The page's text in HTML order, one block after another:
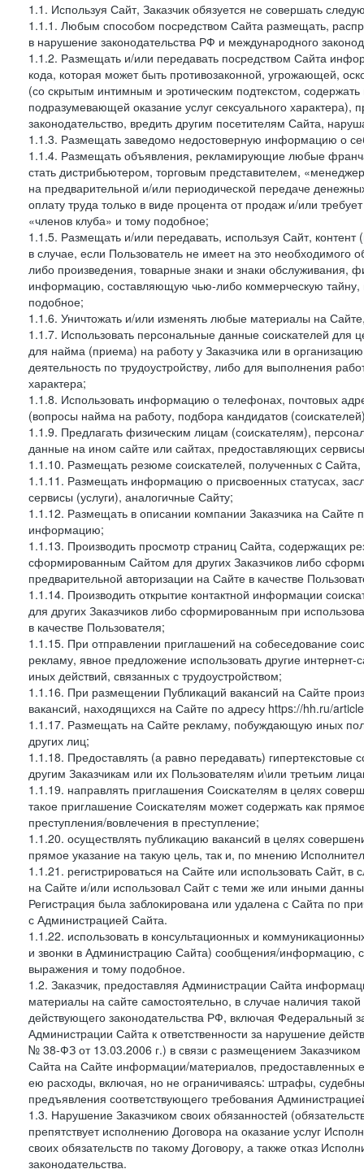
1.1. Используя Сайт, Заказчик обязуется не совершать
1.1.1. Любым способом посредством Сайта размещать,
в нарушение законодательства РФ и международного
1.1.2. Размещать и/или передавать посредством Сайта
кода, которая может быть противозаконной, угрожающей,
(со скрытым интимным и эротическим подтекстом,
подразумевающей оказание услуг сексуального
законодательство, вредить другим посетителям Сайта,
1.1.3. Размещать заведомо недостоверную информацию о
1.1.4. Размещать объявления, рекламирующие любые
стать дистрибьютером, торговым представителем,
на предварительной и/или периодической передаче
оплату труда только в виде процента от продаж и/или
«членов клуба» и тому подобное;
1.1.5. Размещать и/или передавать, используя Сайт,
в случае, если Пользователь не имеет на это
либо произведения, товарные знаки и знаки
информацию, составляющую чью-либо коммерческую тайну,
подобное;
1.1.6. Уничтожать и/или изменять любые материалы на
1.1.7. Использовать персональные данные соискателей для
для найма (приема) на работу у Заказчика или в
деятельность по трудоустройству, либо для выполнения
характера;
1.1.8. Использовать информацию о телефонах, почтовых
(вопросы найма на работу, подбора кандидатов
1.1.9. Предлагать физическим лицам (соискателям),
данные на ином сайте или сайтах, предоставляющих
1.1.10. Размещать резюме соискателей, полученных c
1.1.11. Размещать информацию о присвоенных статусах,
сервисы (услуги), аналогичные Сайту;
1.1.12. Размещать в описании компании Заказчика на Сайте
информацию;
1.1.13. Производить просмотр страниц Сайта, содержащих
сформированным Сайтом для других Заказчиков либо
предварительной авторизации на Сайте в качестве
1.1.14. Производить открытие контактной информации
для других Заказчиков либо сформированным при
в качестве Пользователя;
1.1.15. При отправлении приглашений на собеседование
рекламу, явное предложение использовать другие
иных действий, связанных с трудоустройством;
1.1.16. При размещении Публикаций вакансий на Сайте
вакансий, находящихся на Сайте по адресу https://hh.ru/
1.1.17. Размещать на Сайте рекламу, побуждающую иных
других лиц;
1.1.18. Предоставлять (а равно передавать)
другим Заказчикам или их Пользователям и\или третьим
1.1.19. направлять приглашения Соискателям в целях
такое приглашение Соискателям может содержать как
преступления/вовлечения в преступление;
1.1.20. осуществлять публикацию вакансий в целях
прямое указание на такую цель, так и, по мнению
1.1.21. регистрироваться на Сайте или использовать Сайт,
на Сайте и/или использовал Сайт с теми же или иными
Регистрация была заблокирована или удалена с Сайта по
с Администрацией Сайта.
1.1.22. использовать в консультационных и
и звонки в Администрацию Сайта) сообщения/информацию,
выражения и тому подобное.
1.2. Заказчик, предоставляя Администрации Сайта
материалы на сайте самостоятельно, в случае наличия
действующего законодательства РФ, включая
Администрации Сайта к ответственности за нарушение
№ 38-ФЗ от 13.03.2006 г.) в связи с размещением
Сайта на Сайте информации/материалов, предоставленных
ею расходы, включая, но не ограничиваясь: штрафы,
предъявления соответствующего требования
1.3. Нарушение Заказчиком своих обязанностей
препятствует исполнению Договора на оказание услуг
своих обязательств по такому Договору, а также отказ
законодательства.